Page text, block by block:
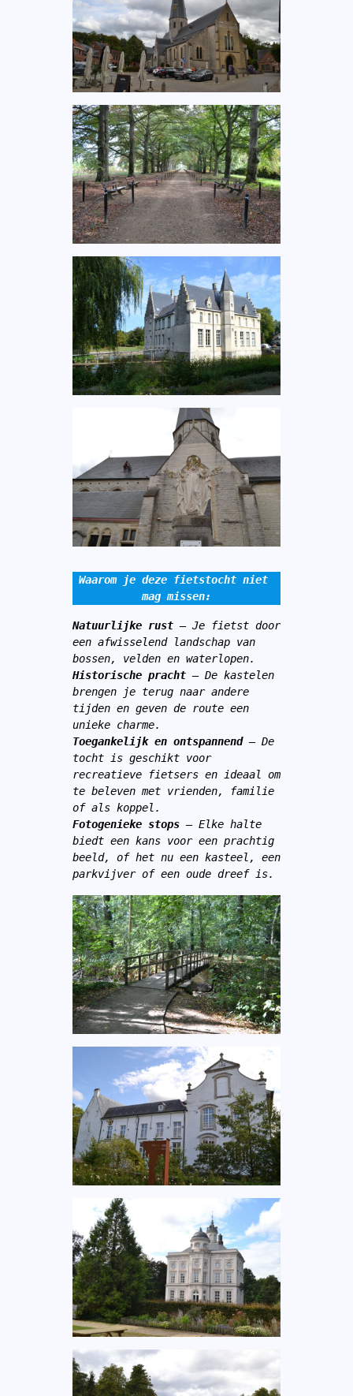
Waarom je deze fietstocht niet
mag missen:
Natuurlijke rust – Je fietst door
een afwisselend landschap van
bossen, velden en waterlopen.
Historische pracht – De kastelen
brengen je terug naar andere
tijden en geven de route een
unieke charme.
Toegankelijk en ontspannend – De
tocht is geschikt voor
recreatieve fietsers en ideaal om
te beleven met vrienden, familie
of als koppel.
Fotogenieke stops – Elke halte
biedt een kans voor een prachtig
beeld, of het nu een kasteel, een
parkvijver of een oude dreef is.